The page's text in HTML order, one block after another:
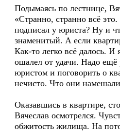
Подымаясь по лестнице,
«Странно, странно всё
подписал у юриста? Ну и
знаменитый. А если
Как-то легко всё далось. И
ошалел от удачи. Надо ещё
юристом и поговорить о
нечисто. Что они
Оказавшись в квартире,
Вячеслав осмотрелся.
обжитость жилища. На